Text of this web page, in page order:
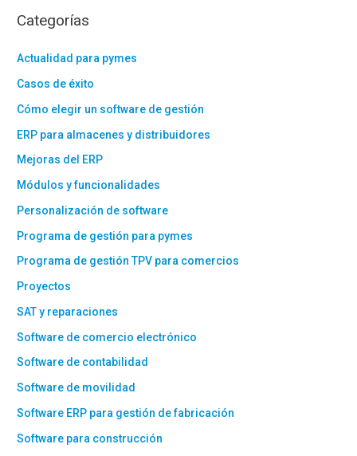
Categorías
Actualidad para pymes
Casos de éxito
Cómo elegir un software de gestión
ERP para almacenes y distribuidores
Mejoras del ERP
Módulos y funcionalidades
Personalización de software
Programa de gestión para pymes
Programa de gestión TPV para comercios
Proyectos
SAT y reparaciones
Software de comercio electrónico
Software de contabilidad
Software de movilidad
Software ERP para gestión de fabricación
Software para construcción